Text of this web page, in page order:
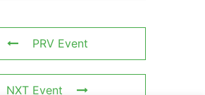
PRV Event
NXT Event